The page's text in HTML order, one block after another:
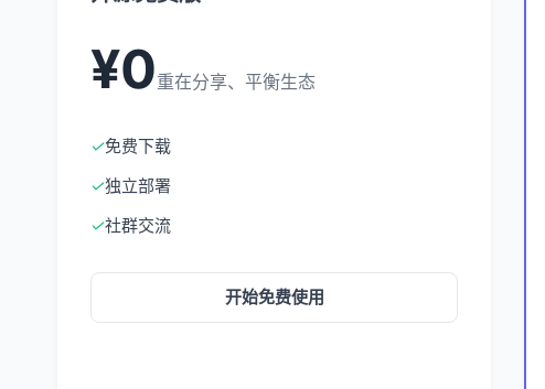
¥0重在分享、平衡生态
✓免费下载
✓独立部署
✓社群交流
开始免费使用